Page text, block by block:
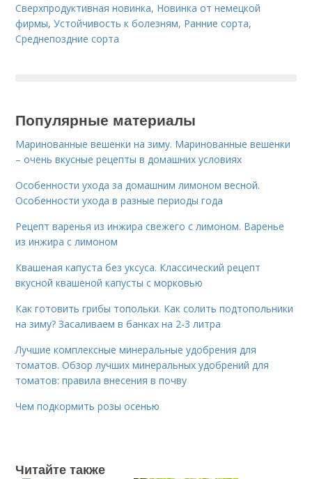
Сверхпродуктивная новинка, Новинка от немецкой
фирмы,Устойчивость к болезням, Ранние сорта,
Среднепоздние сорта
Популярные материалы
Маринованные вешенки на зиму. Маринованные вешенки
– очень вкусные рецепты в домашних условиях
Особенности ухода за домашним лимоном весной.
Особенности ухода в разные периоды года
Рецепт варенья из инжира свежего с лимоном. Варенье
из инжира с лимоном
Квашеная капуста без уксуса. Классический рецепт
вкусной квашеной капусты с морковью
Как готовить грибы топольки. Как солить подтопольники
на зиму? Засаливаем в банках на 2-3 литра
Лучшие комплексные минеральные удобрения для
томатов. Обзор лучших минеральных удобрений для
томатов: правила внесения в почву
Чем подкормить розы осенью
Читайте также